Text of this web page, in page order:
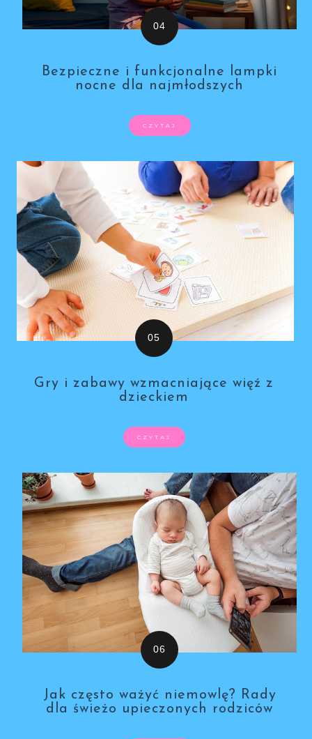
Bezpieczne i funkcjonalne lampki
nocne dla najmłodszych
CZYTAJ
Gry i zabawy wzmacniające więź z
dzieckiem
CZYTAJ
Jak często ważyć niemowlę? Rady
dla świeżo upieczonych rodziców